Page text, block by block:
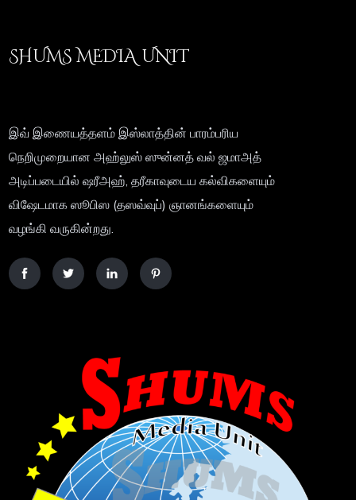
SHUMS MEDIA UNIT
இவ் இணையத்தளம் இஸ்லாத்தின் பாரம்பரிய
நெறிமுறையான அஹ்லுஸ் ஸுன்னத் வல் ஜமாஅத்
அடிப்படையில் ஷரீஅஹ், தரீகாவுடைய கல்விகளையும்
விஷேடமாக ஸூபிஸ (தஸவ்வுப்) ஞானங்களையும்
வழங்கி வருகின்றது.